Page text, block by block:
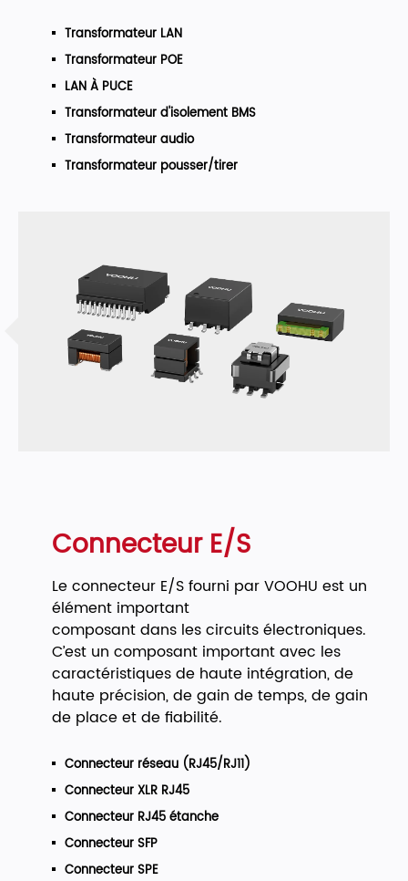
Transformateur LAN
Transformateur POE
LAN À PUCE
Transformateur d'isolement BMS
Transformateur audio
Transformateur pousser/tirer
Connecteur E/S
Le connecteur E/S fourni par VOOHU est un
élément important
composant dans les circuits électroniques.
C’est un composant important avec les
caractéristiques de haute intégration, de
haute précision, de gain de temps, de gain
de place et de fiabilité.
Connecteur réseau (RJ45/RJ11)
Connecteur XLR RJ45
Connecteur RJ45 étanche
Connecteur SFP
Connecteur SPE